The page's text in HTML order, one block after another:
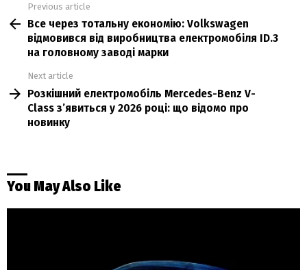
more
Previous article
Все через тотальну економію: Volkswagen
відмовився від виробництва електромобіля ID.3
на головному заводі марки
Next article
Розкішний електромобіль Mercedes-Benz V-
Class з’явиться у 2026 році: що відомо про
новинку
You May Also Like